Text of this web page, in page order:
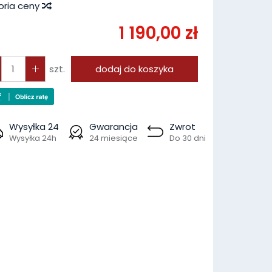
ceny
1 190,00 zł
szt. dodaj do koszyka
Wysyłka 24
Wysyłka 24h
Gwarancja
24 miesiące
Zwrot
Do 30 dni